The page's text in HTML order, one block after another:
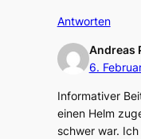
Antworten
Andreas
6.
Informativer
einen Helm
schwer war.